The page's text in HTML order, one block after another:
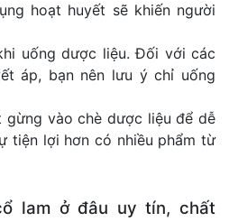
hoạt huyết sẽ khiến người
uống dược liệu. Đối với các
áp, bạn nên lưu ý chỉ uống
gừng vào chè dược liệu để dễ
tiện lợi hơn có nhiều phẩm từ
lam ở đâu uy tín, chất